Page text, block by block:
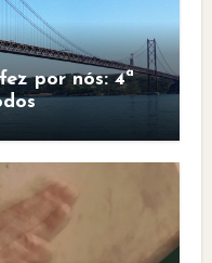
por nós: 4ª